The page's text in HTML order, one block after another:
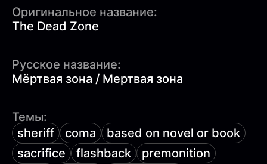
Оригинальное название:
The Dead Zone
Русское название:
Мёртвая зона / Мертвая зона
Темы:
sheriff
coma
based on novel or book
sacrifice
flashback
premonition